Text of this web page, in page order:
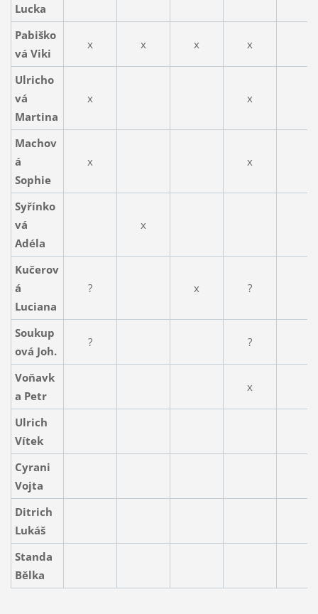
Lucka
Pabiško
vá Viki
x x x x
Ulricho
vá
Martina
x x
Machov
á
Sophie
x x
Syřínko
vá
Adéla
x
Kučerov
á
Luciana
? x ?
Soukup
ová Joh.
? ?
Voňavk
a Petr
x
Ulrich
Vítek
Cyrani
Vojta
Ditrich
Lukáš
Standa
Bělka